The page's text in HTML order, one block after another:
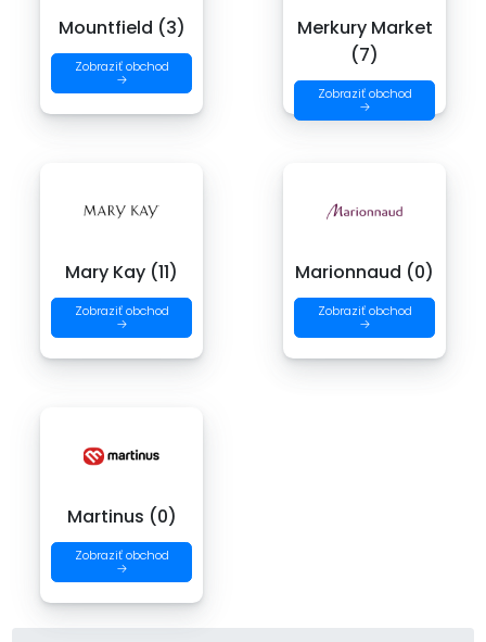
Mountfield (3)
Zobraziť obchod
→
Merkury Market
(7)
Zobraziť obchod
→
Mary Kay (11)
Zobraziť obchod
→
Marionnaud (0)
Zobraziť obchod
→
Martinus (0)
Zobraziť obchod
→